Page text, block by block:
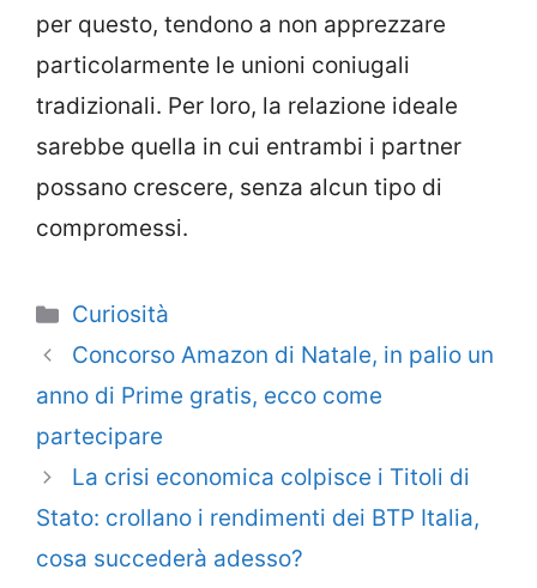
per questo, tendono a non apprezzare
particolarmente le unioni coniugali
tradizionali. Per loro, la relazione ideale
sarebbe quella in cui entrambi i partner
possano crescere, senza alcun tipo di
compromessi.
Categorie
Curiosità
Concorso Amazon di Natale, in palio un
anno di Prime gratis, ecco come
partecipare
La crisi economica colpisce i Titoli di
Stato: crollano i rendimenti dei BTP Italia,
cosa succederà adesso?